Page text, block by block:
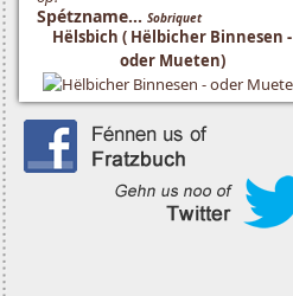
Spétzname... Sobriquet
Hëlsbich ( Hëlbicher Binnesen -
oder Mueten)